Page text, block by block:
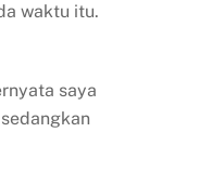
waktu itu.
saya